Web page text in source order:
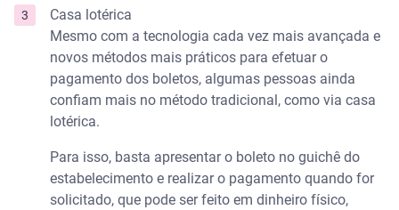
Casa lotérica
Mesmo com a tecnologia cada vez mais avançada e
novos métodos mais práticos para efetuar o
pagamento dos boletos, algumas pessoas ainda
confiam mais no método tradicional, como via casa
lotérica.
Para isso, basta apresentar o boleto no guichê do
estabelecimento e realizar o pagamento quando for
solicitado, que pode ser feito em dinheiro físico,